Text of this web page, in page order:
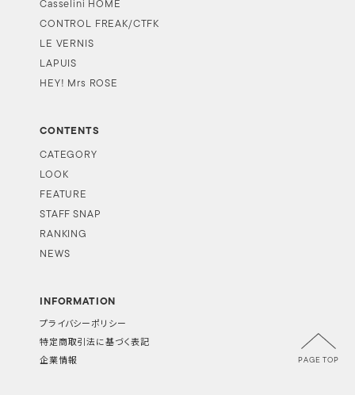
Casselini HOME
CONTROL FREAK/CTFK
LE VERNIS
LAPUIS
HEY! Mrs ROSE
CONTENTS
CATEGORY
LOOK
FEATURE
STAFF SNAP
RANKING
NEWS
INFORMATION
プライバシーポリシー
特定商取引法に基づく表記
企業情報 PAGE TOP